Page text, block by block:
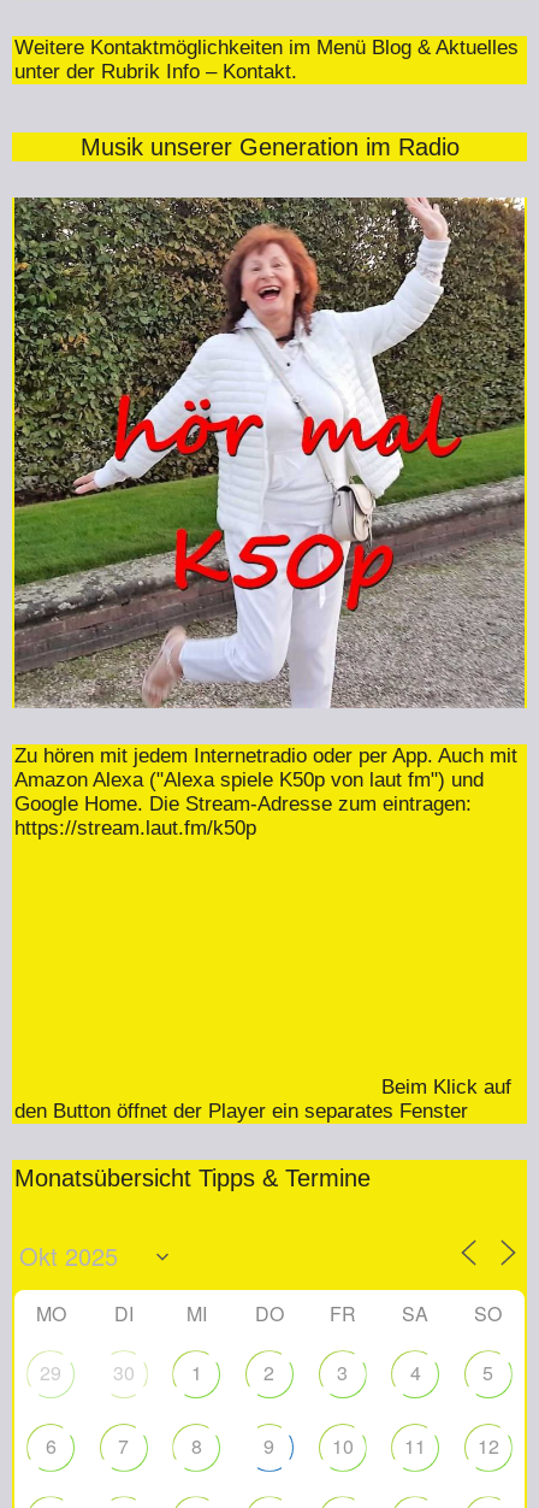
Weitere Kontaktmöglichkeiten im Menü Blog & Aktuelles
unter der Rubrik Info – Kontakt.
Musik unserer Generation im Radio
Zu hören mit jedem Internetradio oder per App. Auch mit
Amazon Alexa ("Alexa spiele K50p von laut fm") und
Google Home. Die Stream-Adresse zum eintragen:
https://stream.laut.fm/k50p
Beim Klick auf
den Button öffnet der Player ein separates Fenster
Monatsübersicht Tipps & Termine
MO DI MI DO FR SA SO
29 30 1 2 3 4 5
6 7 8 9 10 11 12